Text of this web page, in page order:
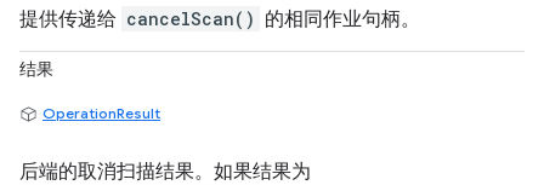
提供传递给 cancelScan() 的相同作业句柄。
结果
OperationResult
后端的取消扫描结果。如果结果为